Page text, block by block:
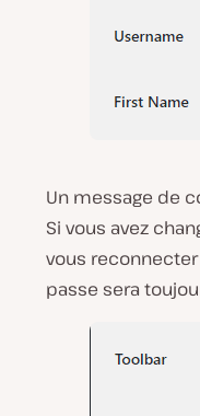
Un message de
Si vous avez
vous
passe sera